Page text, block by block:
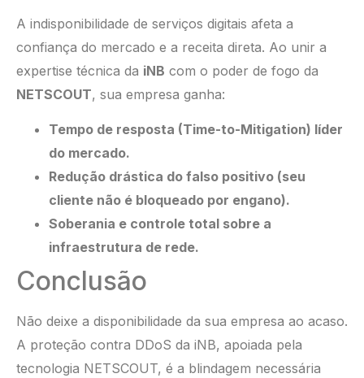
A indisponibilidade de serviços digitais afeta a
confiança do mercado e a receita direta. Ao unir a
expertise técnica da iNB com o poder de fogo da
NETSCOUT, sua empresa ganha:
Tempo de resposta (Time-to-Mitigation) líder
do mercado.
Redução drástica do falso positivo (seu
cliente não é bloqueado por engano).
Soberania e controle total sobre a
infraestrutura de rede.
Conclusão
Não deixe a disponibilidade da sua empresa ao acaso.
A proteção contra DDoS da iNB, apoiada pela
tecnologia NETSCOUT, é a blindagem necessária